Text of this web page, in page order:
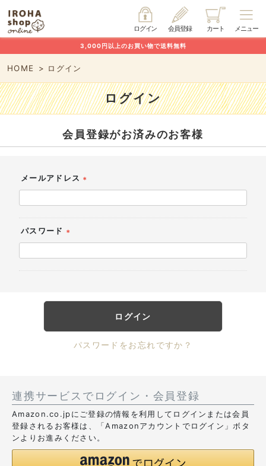
メニュー
カート
会員登録
ログイン
3,000円以上のお買い物で送料無料
HOME ログイン
ログイン
会員登録がお済みのお客様
メールアドレス
(必
須)
パスワード
(必
須)
ログイン
パスワードをお忘れですか？
連携サービスでログイン・会員登録
Amazon.co.jpにご登録の情報を利用してログインまたは会員
登録されるお客様は、「Amazonアカウントでログイン」ボタ
ンよりお進みください。